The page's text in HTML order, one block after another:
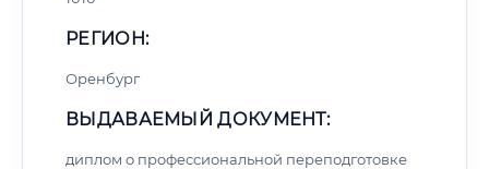
РЕГИОН:
Оренбург
ВЫДАВАЕМЫЙ ДОКУМЕНТ:
диплом о профессиональной переподготовке